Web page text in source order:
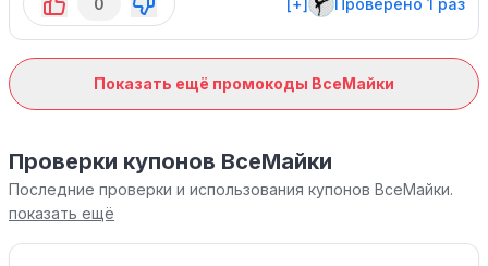
кинокартин и мультфильмов.
0 [+] Проверено 1 раз
Показать ещё промокоды ВсеМайки
Проверки купонов ВсеМайки
Последние проверки и использования купонов ВсеМайки.
показать ещё